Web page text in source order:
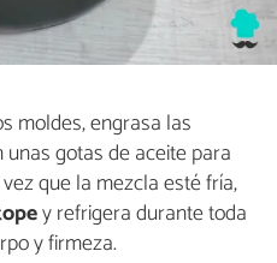
moldes, engrasa las
gotas de aceite para
que la mezcla esté fría,
y refrigera durante toda
y firmeza.